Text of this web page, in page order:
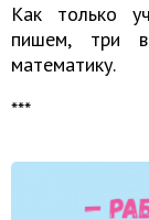
Как только
пишем, три
математику.
***